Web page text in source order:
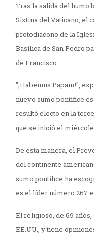
Tras la salida del humo
Sixtina del Vaticano, el
protodiácono de la
Basílica de San Pedro
de Francisco.
"¡Habemus Papam!",
nuevo sumo pontífice
resultó electo en la
que se inició el
De esta manera, el
del continente
sumo pontífice ha
es el líder número 267
El religioso, de 69
EE.UU., y tiene